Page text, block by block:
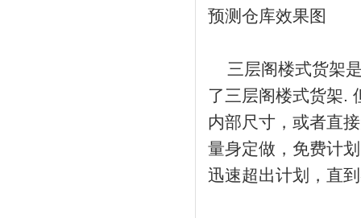
预测仓库效果图
三层阁楼式货架
了三层阁楼式货架.
内部尺寸，或者直
量身定做，免费计
迅速超出计划，直